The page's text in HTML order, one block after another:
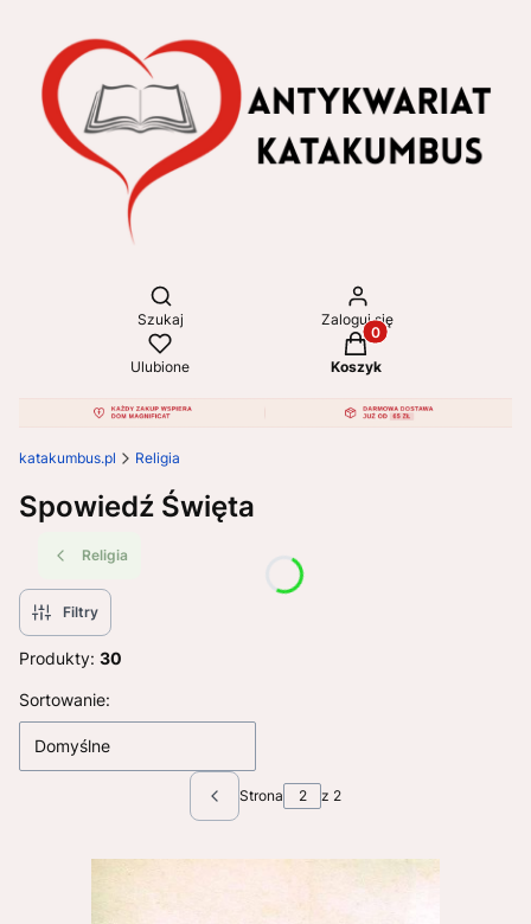
Otwórz wyszukiwarkę
Szukaj Zaloguj się
Ulubione
Produkty w koszyku:
Koszyk
katakumbus.pl Religia
Spowiedź Święta
Religia
Filtry
Produkty: 30
Lista produktów
Sortowanie:
Domyślne
Poprzednie produkty
Strona z 2